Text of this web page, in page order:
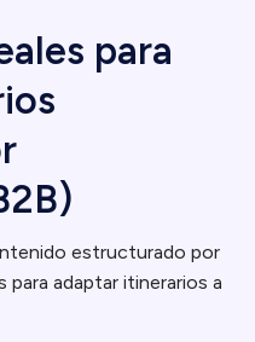
para
estructurado por
adaptar itinerarios a